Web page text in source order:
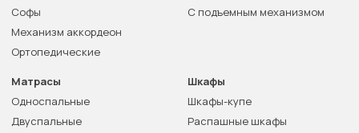
Софы
Механизм аккордеон
Ортопедические
С подъемным механизмом
Матрасы
Односпальные
Двуспальные
Шкафы
Шкафы-купе
Распашные шкафы